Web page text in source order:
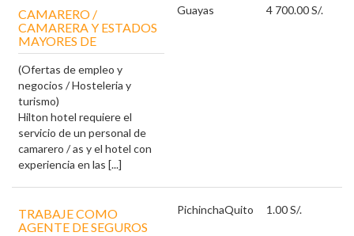
CAMARERO /
CAMARERA Y ESTADOS
MAYORES DE
(Ofertas de empleo y
negocios / Hosteleria y
turismo)
Hilton hotel requiere el
servicio de un personal de
camarero / as y el hotel con
experiencia en las [...]
Guayas 4 700.00 S/.
TRABAJE COMO
AGENTE DE SEGUROS
PichinchaQuito 1.00 S/.